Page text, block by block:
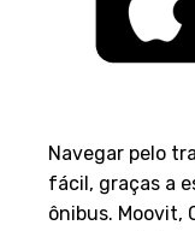
Navegar pelo
fácil, graças a
ônibus. Moovit,